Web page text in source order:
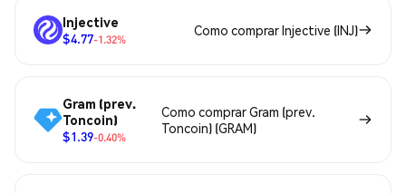
Injective
$4.77-1.32%
Como comprar Injective (INJ)
Gram (prev.
Toncoin)
$1.39-0.40%
Como comprar Gram (prev.
Toncoin) (GRAM)